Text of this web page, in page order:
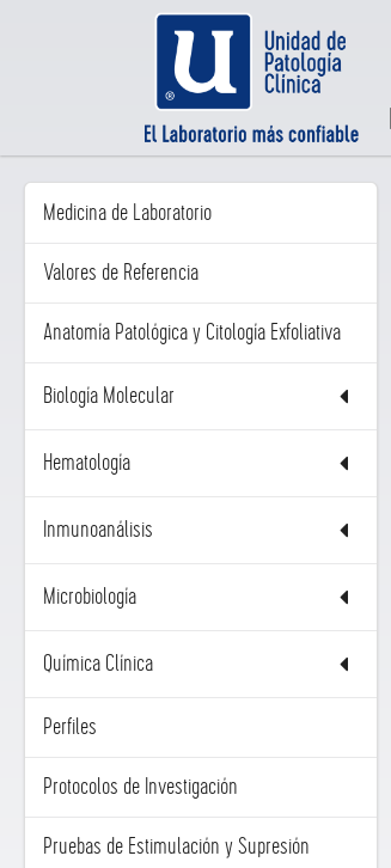
Medicina de Laboratorio
Valores de Referencia
Anatomía Patológica y Citología Exfoliativa
Biología Molecular
Hematología
Inmunoanálisis
Microbiología
Química Clínica
Perfiles
Protocolos de Investigación
Pruebas de Estimulación y Supresión